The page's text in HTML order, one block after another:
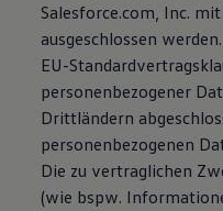
Salesforce.com, Inc.
ausgeschlossen
EU-
personenbezogener
Drittländern
personenbezogenen
Die zu vertraglichen
(wie bspw.